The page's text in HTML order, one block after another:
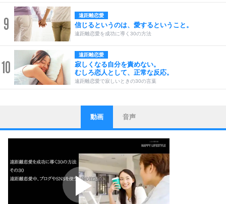
9 遠距離恋愛
信じるというのは、愛するということ。
遠距離恋愛を成功に導く30の方法
10
遠距離恋愛
寂しくなる自分を責めない。
むしろ恋人として、正常な反応。
遠距離恋愛で寂しいときの30の言葉
1
ストレス対策
他人と比べない。
いっそのこと、他人を見ない。
いらいらしない人になる30の方法
プラス思考
ポジティブになれない原因は、行動しないから。
ポジティブ思考になる30の方法
動画 音声